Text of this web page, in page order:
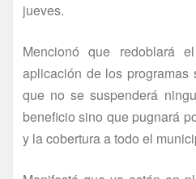
jueves.
Mencionó que redoblará
aplicación de los programas
que no se suspenderá
beneficio sino que pugnará
y la cobertura a todo el